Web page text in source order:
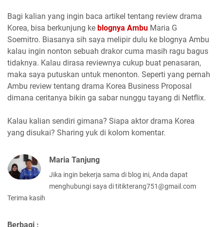
Bagi kalian yang ingin baca artikel tentang review drama
Korea, bisa berkunjung ke blognya Ambu Maria G
Soemitro. Biasanya sih saya melipir dulu ke blognya Ambu
kalau ingin nonton sebuah drakor cuma masih ragu bagus
tidaknya. Kalau dirasa reviewnya cukup buat penasaran,
maka saya putuskan untuk menonton. Seperti yang pernah
Ambu review tentang drama Korea Business Proposal
dimana ceritanya bikin ga sabar nunggu tayang di Netflix.
Kalau kalian sendiri gimana? Siapa aktor drama Korea
yang disukai? Sharing yuk di kolom komentar.
Maria Tanjung
Jika ingin bekerja sama di blog ini, Anda dapat
menghubungi saya di titikterang751@gmail.com
Terima kasih
Berbagi :